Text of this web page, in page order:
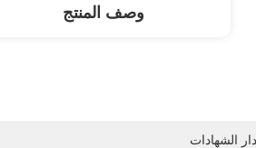
وصف المنتج